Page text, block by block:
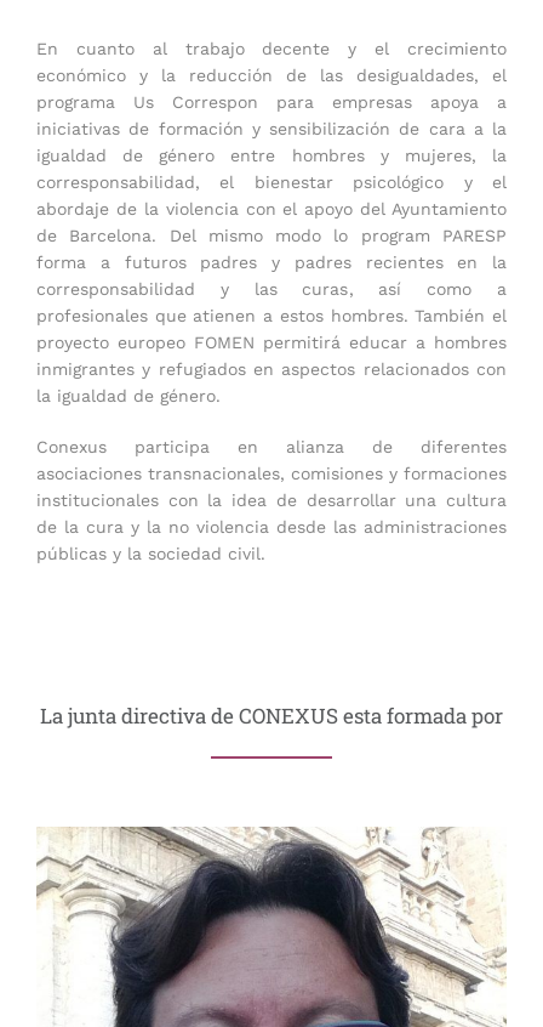
En cuanto al trabajo decente y el crecimiento
económico y la reducción de las desigualdades, el
programa Us Correspon para empresas apoya a
iniciativas de formación y sensibilización de cara a la
igualdad de género entre hombres y mujeres, la
corresponsabilidad, el bienestar psicológico y el
abordaje de la violencia con el apoyo del Ayuntamiento
de Barcelona. Del mismo modo lo program PARESP
forma a futuros padres y padres recientes en la
corresponsabilidad y las curas, así como a
profesionales que atienen a estos hombres. También el
proyecto europeo FOMEN permitirá educar a hombres
inmigrantes y refugiados en aspectos relacionados con
la igualdad de género.
Conexus participa en alianza de diferentes
asociaciones transnacionales, comisiones y formaciones
institucionales con la idea de desarrollar una cultura
de la cura y la no violencia desde las administraciones
públicas y la sociedad civil.
La junta directiva de CONEXUS esta formada por